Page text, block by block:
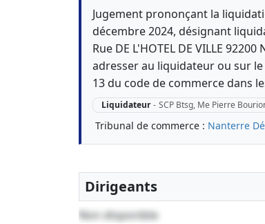
Jugement prononçant la
décembre 2024, désignant
Rue DE L'HOTEL DE VILLE
adresser au liquidateur ou sur
13 du code de commerce dans
Liquidateur - SCP Btsg, Me Pierre
Tribunal de commerce : Nanterre
Dirigeants
Non disponible